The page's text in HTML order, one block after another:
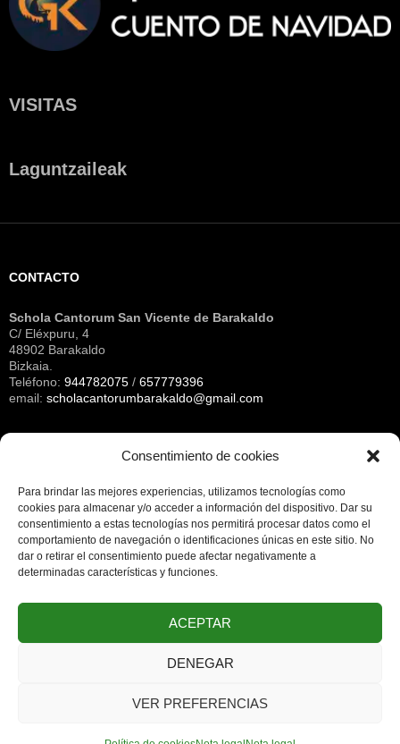
Consentimiento de cookies
Para brindar las mejores experiencias, utilizamos tecnologías como
cookies para almacenar y/o acceder a información del dispositivo. Dar su
consentimiento a estas tecnologías nos permitirá procesar datos como el
comportamiento de navegación o identificaciones únicas en este sitio. No
dar o retirar el consentimiento puede afectar negativamente a
determinadas características y funciones.
ACEPTAR
DENEGAR
VER PREFERENCIAS
VISITAS
Laguntzaileak
CONTACTO
Schola Cantorum San Vicente de Barakaldo
C/ Eléxpuru, 4
48902 Barakaldo
Bizkaia.
Teléfono: 944782075 / 657779396
email: scholacantorumbarakaldo@gmail.com
NOTA LEGAL